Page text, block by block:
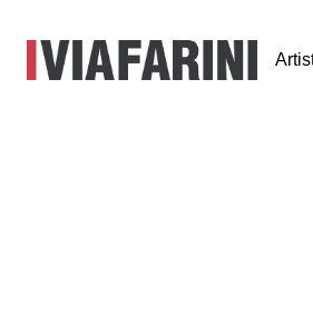
Roberto
Antonio